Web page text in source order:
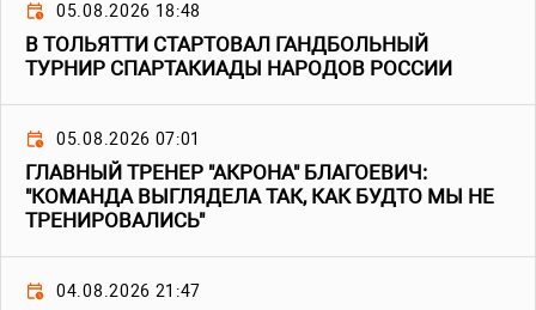
05.08.2026 18:48
В ТОЛЬЯТТИ СТАРТОВАЛ ГАНДБОЛЬНЫЙ
ТУРНИР СПАРТАКИАДЫ НАРОДОВ РОССИИ
05.08.2026 07:01
ГЛАВНЫЙ ТРЕНЕР "АКРОНА" БЛАГОЕВИЧ:
"КОМАНДА ВЫГЛЯДЕЛА ТАК, КАК БУДТО МЫ НЕ
ТРЕНИРОВАЛИСЬ"
04.08.2026 21:47